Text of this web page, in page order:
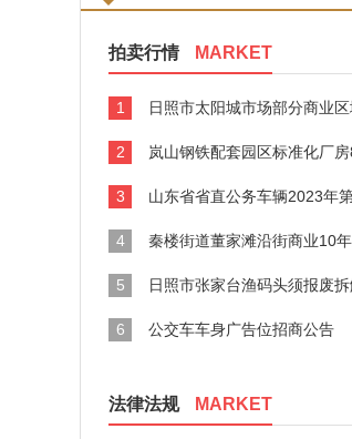
拍卖行情 MARKET
1 日照市太阳城市场部分商业
2 岚山钢铁配套园区标准化厂房8#厂房（
3 山东省省直公务车辆2023年
4 秦楼街道董家滩沿街商业10
5 日照市张家台渔码头须报废
6 公交车车身广告位招商公告
法律法规 MARKET